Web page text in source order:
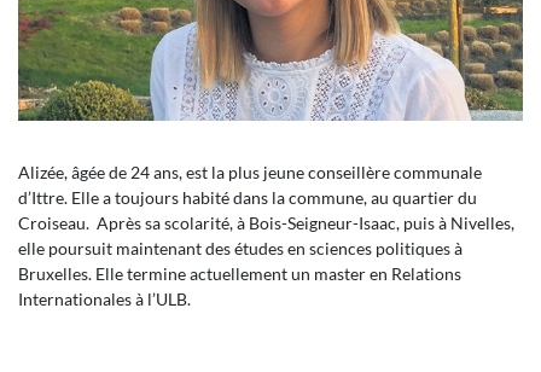
Alizée, âgée de 24 ans, est la plus jeune conseillère communale
d’Ittre. Elle a toujours habité dans la commune, au quartier du
Croiseau. Après sa scolarité, à Bois-Seigneur-Isaac, puis à Nivelles,
elle poursuit maintenant des études en sciences politiques à
Bruxelles. Elle termine actuellement un master en Relations
Internationales à l’ULB.